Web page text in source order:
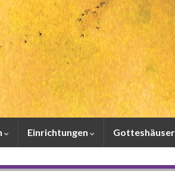
Einrichtungen Gotteshäuser